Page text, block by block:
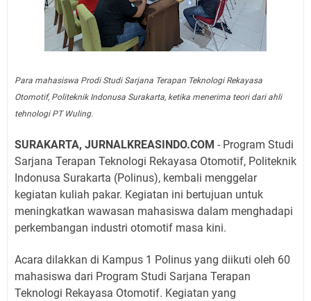
Para mahasiswa Prodi Studi Sarjana Terapan Teknologi Rekayasa
Otomotif, Politeknik Indonusa Surakarta, ketika menerima teori dari ahli
tehnologi PT Wuling.
SURAKARTA, JURNALKREASINDO.COM - Program Studi
Sarjana Terapan Teknologi Rekayasa Otomotif, Politeknik
Indonusa Surakarta (Polinus), kembali menggelar
kegiatan kuliah pakar. Kegiatan ini bertujuan untuk
meningkatkan wawasan mahasiswa dalam menghadapi
perkembangan industri otomotif masa kini.
Acara dilakkan di Kampus 1 Polinus yang diikuti oleh 60
mahasiswa dari Program Studi Sarjana Terapan
Teknologi Rekayasa Otomotif. Kegiatan yang